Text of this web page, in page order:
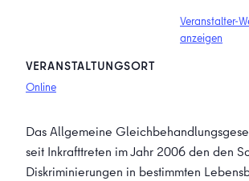
VERANSTALTUNGSORT
Online
Veranstalter-
anzeigen
Das Allgemeine
seit Inkrafttreten im Jahr 2006 den den
Diskriminierungen in bestimmten